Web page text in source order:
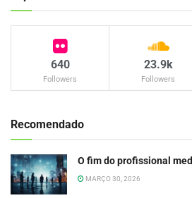
640
Followers
23.9k
Followers
Recomendado
O fim do profissional
MARÇO 30, 2026